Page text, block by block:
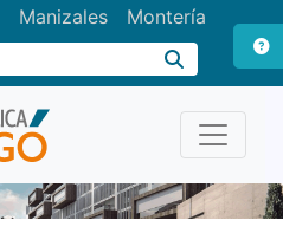
Manizales Montería